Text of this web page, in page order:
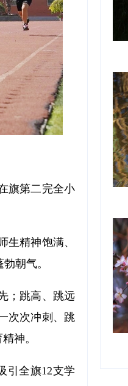
旗第二完全小
精神饱满、
朝气。
；跳高、跳远
次次冲刺、跳
神。
引全旗12支学